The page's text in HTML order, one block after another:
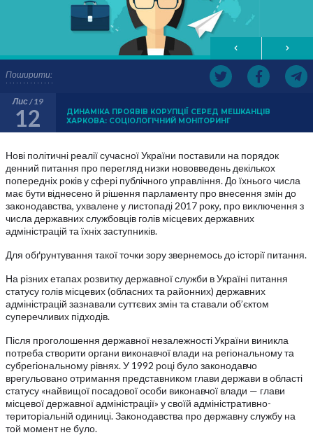
Поширити:
Лис / 19
12
ДИНАМІКА ПРОЯВІВ КОРУПЦІЇ СЕРЕД МЕШКАНЦІВ
ХАРКОВА: СОЦІОЛОГІЧНИЙ МОНІТОРИНГ
Нові політичні реалії сучасної України поставили на порядок
денний питання про перегляд низки нововведень декількох
попередніх років у сфері публічного управління. До їхнього числа
має бути віднесено й рішення парламенту про внесення змін до
законодавства, ухвалене у листопаді 2017 року, про виключення з
числа державних службовців голів місцевих державних
адміністрацій та їхніх заступників.
Для обґрунтування такої точки зору звернемось до історії питання.
На різних етапах розвитку державної служби в Україні питання
статусу голів місцевих (обласних та районних) державних
адміністрацій зазнавали суттєвих змін та ставали об’єктом
суперечливих підходів.
Після проголошення державної незалежності України виникла
потреба створити органи виконавчої влади на регіональному та
субрегіональному рівнях. У 1992 році було законодавчо
врегульовано отримання представником глави держави в області
статусу «найвищої посадової особи виконавчої влади — глави
місцевої державної адміністрації» у своїй адміністративно-
територіальній одиниці. Законодавства про державну службу на
той момент не було.